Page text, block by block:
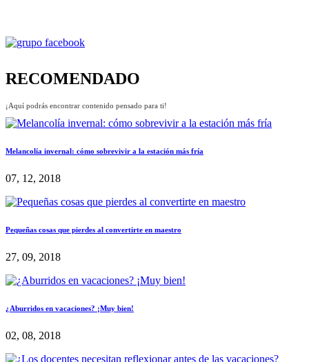
RECOMENDADO
¡Aquí podrás encontrar contenido pensado para ti!
Melancolía invernal: cómo sobrevivir a la estación más fría
07, 12, 2018
Pequeñas cosas que pierdes al convertirte en maestro
27, 09, 2018
¿Aburridos en vacaciones? ¡Muy bien!
02, 08, 2018